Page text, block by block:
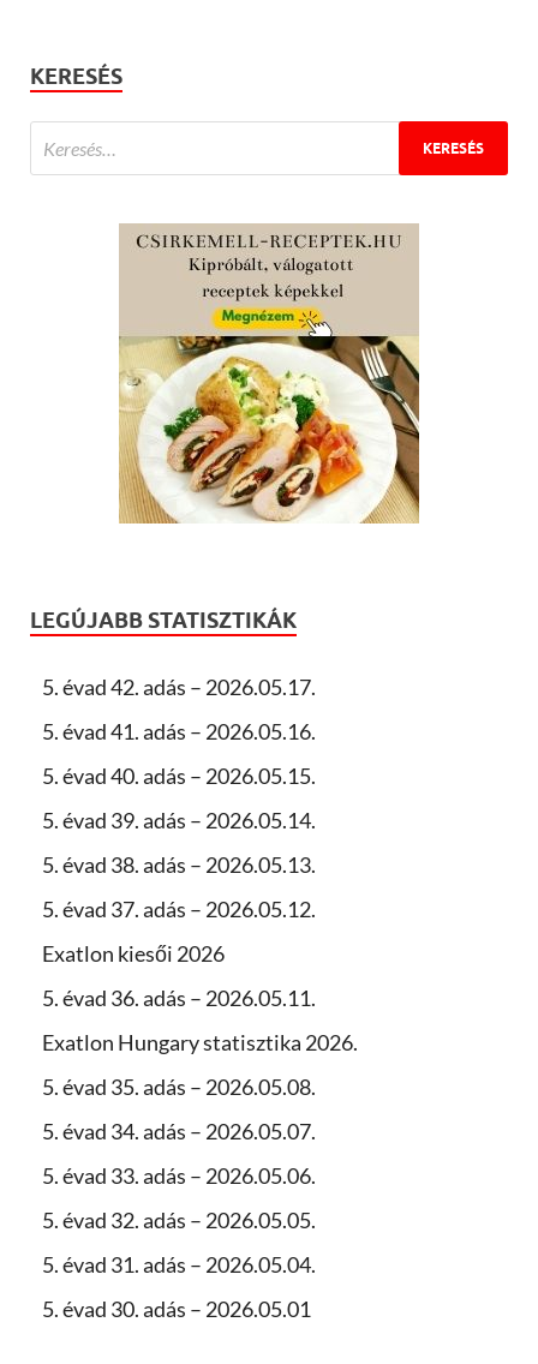
KERESÉS
LEGÚJABB STATISZTIKÁK
5. évad 42. adás – 2026.05.17.
5. évad 41. adás – 2026.05.16.
5. évad 40. adás – 2026.05.15.
5. évad 39. adás – 2026.05.14.
5. évad 38. adás – 2026.05.13.
5. évad 37. adás – 2026.05.12.
Exatlon kiesői 2026
5. évad 36. adás – 2026.05.11.
Exatlon Hungary statisztika 2026.
5. évad 35. adás – 2026.05.08.
5. évad 34. adás – 2026.05.07.
5. évad 33. adás – 2026.05.06.
5. évad 32. adás – 2026.05.05.
5. évad 31. adás – 2026.05.04.
5. évad 30. adás – 2026.05.01